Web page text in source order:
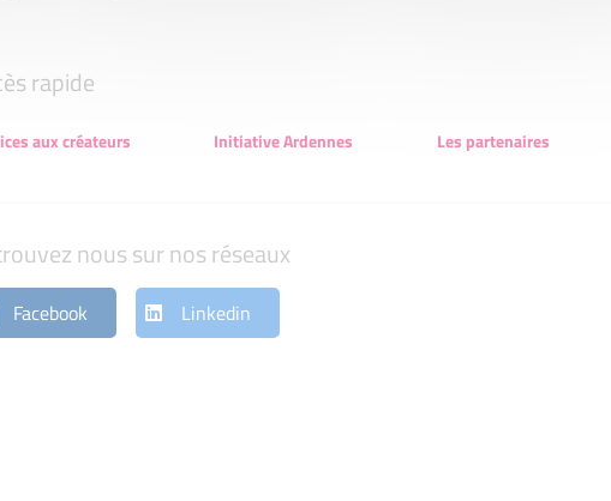
rapide
aux créateurs Initiative Ardennes Les partenaires
nous sur nos réseaux
Facebook Linkedin